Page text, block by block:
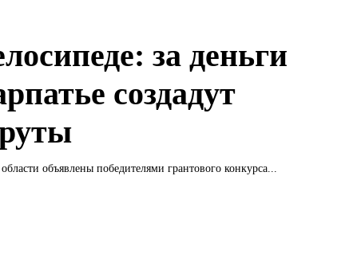
за деньги
создадут
объявлены победителями грантового конкурса...